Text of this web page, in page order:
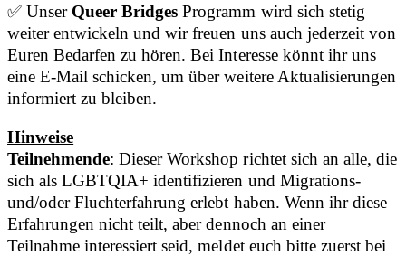
✅ Unser Queer Bridges Programm wird sich stetig
weiter entwickeln und wir freuen uns auch jederzeit von
Euren Bedarfen zu hören. Bei Interesse könnt ihr uns
eine E-Mail schicken, um über weitere Aktualisierungen
informiert zu bleiben.
Hinweise
Teilnehmende: Dieser Workshop richtet sich an alle, die
sich als LGBTQIA+ identifizieren und Migrations-
und/oder Fluchterfahrung erlebt haben. Wenn ihr diese
Erfahrungen nicht teilt, aber dennoch an einer
Teilnahme interessiert seid, meldet euch bitte zuerst bei